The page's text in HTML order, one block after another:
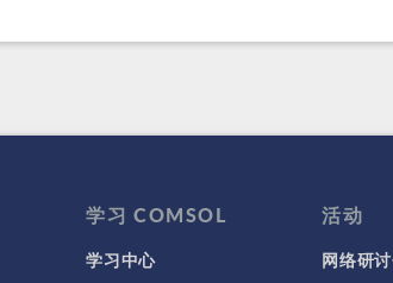
学习 COMSOL
学习中心
活动
网络研